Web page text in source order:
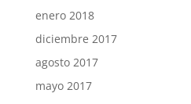
enero 2018
diciembre 2017
agosto 2017
mayo 2017